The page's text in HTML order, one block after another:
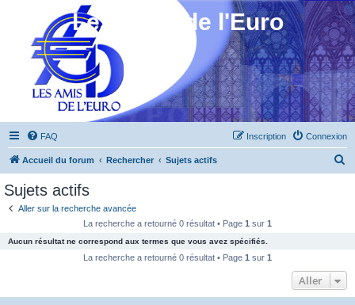
Les Amis de l'Euro
FAQ Connexion
Inscription
Accueil du forum Rechercher Sujets actifs
c
Sujets actifs
Aller sur la recherche avancée
La recherche a retourné 0 résultat • Page 1 sur 1
Aucun résultat ne correspond aux termes que vous avez spécifiés.
La recherche a retourné 0 résultat • Page 1 sur 1
Aller